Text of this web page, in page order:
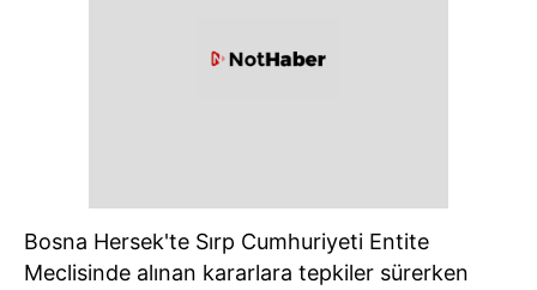
Bosna Hersek'te Sırp Cumhuriyeti Entite
Meclisinde alınan kararlara tepkiler sürerken